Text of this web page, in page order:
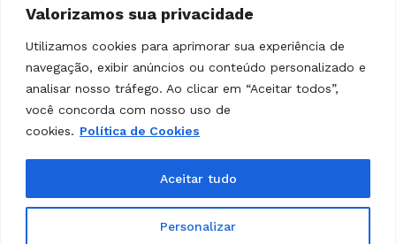
Valorizamos sua privacidade
Utilizamos cookies para aprimorar sua experiência de
navegação, exibir anúncios ou conteúdo personalizado e
analisar nosso tráfego. Ao clicar em “Aceitar todos”,
você concorda com nosso uso de
cookies. Política de Cookies
Personalizar
Aceitar tudo
CONTATOS (31) 3512-4400 ou (31) 9 8309-8660
DESENVOLVER SOLUÇÕES, AÇÕES E SERVIÇOS
PÚBLICOS QUE COMPLEMENTEM A ASSISTÊNCIA À
POPULAÇÃO DA REGIÃO EM QUE ATUA, SENDO
PARCEIRO DOS MUNICÍPIOS CONSORCIADOS NA
SOLUÇÃO DE DIFICULDADES ENFRENTADAS POR
GESTORES MUNICIPAIS, É O COMPROMISSO DO
ICISMEP.
Home Institucional Municípios
Portal da Integridade
LGPD